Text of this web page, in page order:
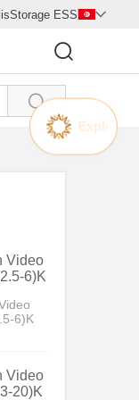
ESS


Video
6)K
6)K
Video
20)K